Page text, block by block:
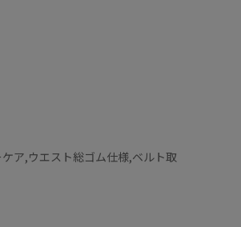
ア,ウエスト総ゴム仕様,ベルト取